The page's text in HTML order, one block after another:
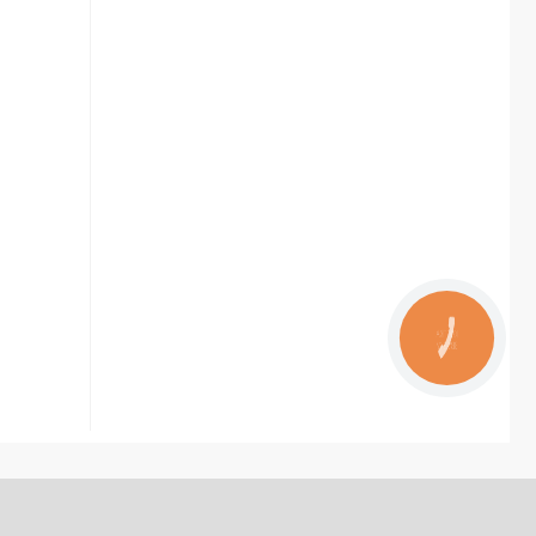
КНОПКА
ЗВ'ЯЗКУ